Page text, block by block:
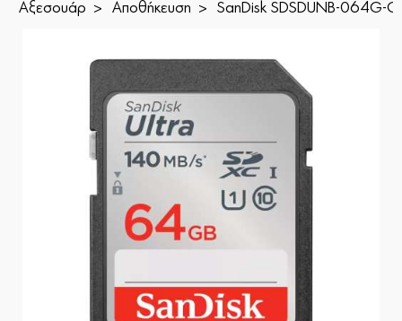
Αξεσουάρ Αποθήκευση SanDisk SDSDUNB-064G-